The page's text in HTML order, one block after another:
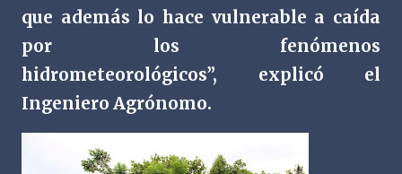
que además lo hace vulnerable a caída
por los fenómenos
hidrometeorológicos”, explicó el
Ingeniero Agrónomo.